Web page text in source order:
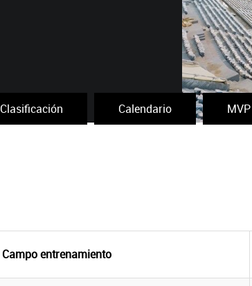
Clasificación Calendario MVP
Campo entrenamiento